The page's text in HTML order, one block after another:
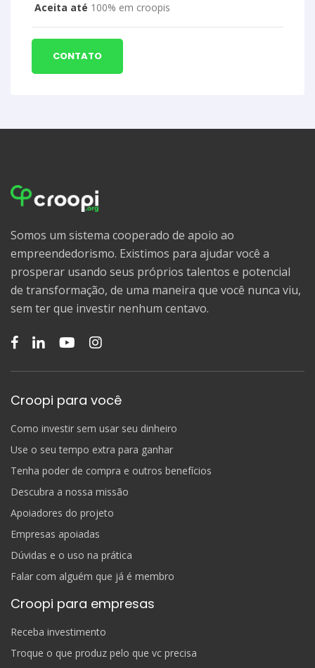
Aceita até 100% em croopis
CONTATO
Somos um sistema cooperado de apoio ao
empreendedorismo. Existimos para ajudar você a
prosperar usando seus próprios talentos e potencial
de transformação, de uma maneira que você nunca viu,
sem ter que investir nenhum centavo.
Croopi para você
Como investir sem usar seu dinheiro
Use o seu tempo extra para ganhar
Tenha poder de compra e outros benefícios
Descubra a nossa missão
Apoiadores do projeto
Empresas apoiadas
Dúvidas e o uso na prática
Falar com alguém que já é membro
Croopi para empresas
Receba investimento
Troque o que produz pelo que vc precisa